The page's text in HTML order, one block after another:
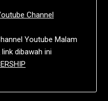
Channel
Youtube Malam
dibawah ini